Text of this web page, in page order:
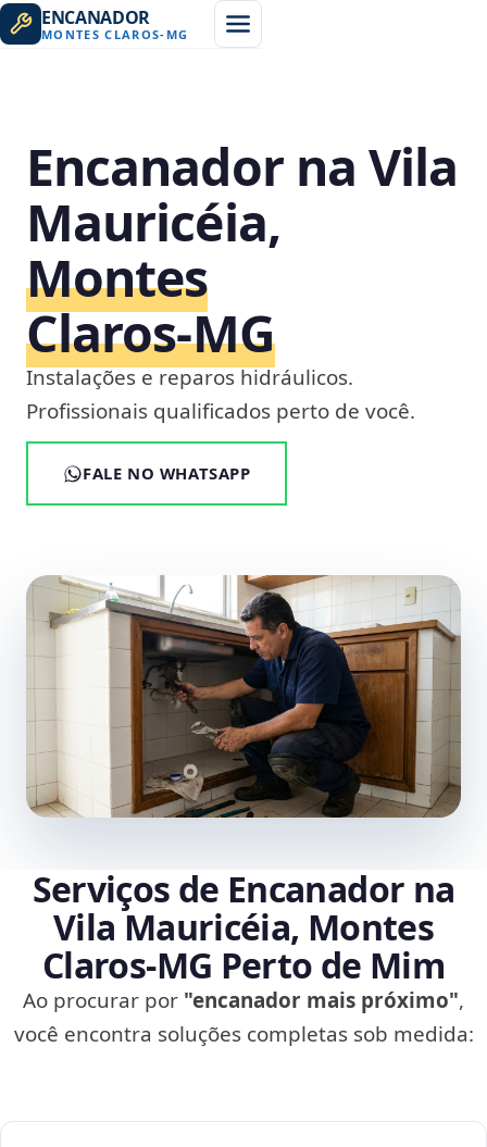
ENCANADOR
MONTES CLAROS- MG
Encanador na Vila
Mauricéia,
Montes
Claros‑MG
Instalações e reparos hidráulicos.
Profissionais qualificados perto de você.
FALE NO WHATSAPP
Serviços de Encanador na
Vila Mauricéia, Montes
Claros‑MG Perto de Mim
Ao procurar por "encanador mais próximo",
você encontra soluções completas sob medida: